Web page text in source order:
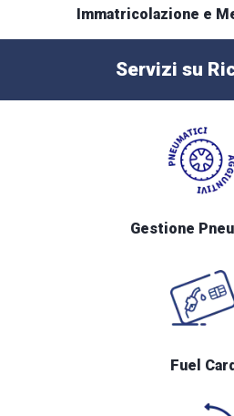
Immatricolazione e
Servizi su
Gestione
Fuel Card